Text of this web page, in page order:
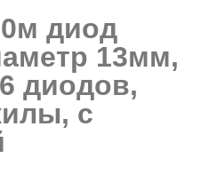
диод
13мм,
диодов,
с